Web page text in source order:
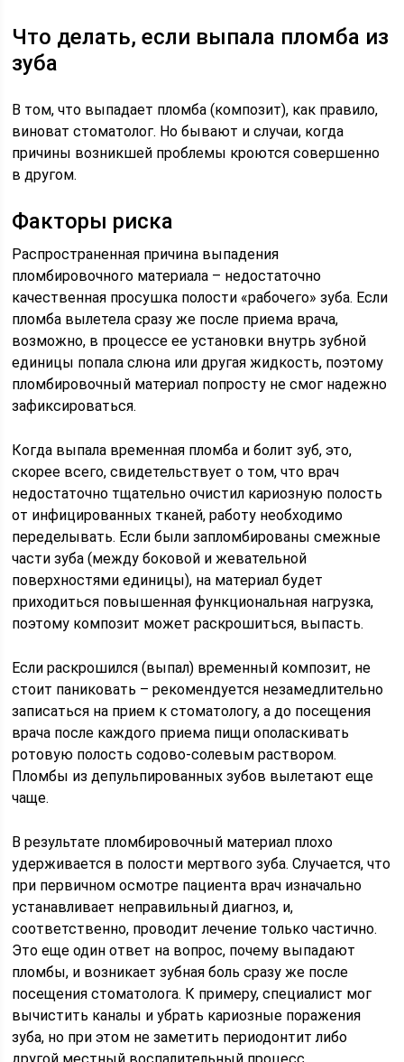
Что делать, если выпала пломба из
зуба
В том, что выпадает пломба (композит), как правило,
виноват стоматолог. Но бывают и случаи, когда
причины возникшей проблемы кроются совершенно
в другом.
Факторы риска
Распространенная причина выпадения
пломбировочного материала – недостаточно
качественная просушка полости «рабочего» зуба. Если
пломба вылетела сразу же после приема врача,
возможно, в процессе ее установки внутрь зубной
единицы попала слюна или другая жидкость, поэтому
пломбировочный материал попросту не смог надежно
зафиксироваться.
Когда выпала временная пломба и болит зуб, это,
скорее всего, свидетельствует о том, что врач
недостаточно тщательно очистил кариозную полость
от инфицированных тканей, работу необходимо
переделывать. Если были запломбированы смежные
части зуба (между боковой и жевательной
поверхностями единицы), на материал будет
приходиться повышенная функциональная нагрузка,
поэтому композит может раскрошиться, выпасть.
Если раскрошился (выпал) временный композит, не
стоит паниковать – рекомендуется незамедлительно
записаться на прием к стоматологу, а до посещения
врача после каждого приема пищи ополаскивать
ротовую полость содово-солевым раствором.
Пломбы из депульпированных зубов вылетают еще
чаще.
В результате пломбировочный материал плохо
удерживается в полости мертвого зуба. Случается, что
при первичном осмотре пациента врач изначально
устанавливает неправильный диагноз, и,
соответственно, проводит лечение только частично.
Это еще один ответ на вопрос, почему выпадают
пломбы, и возникает зубная боль сразу же после
посещения стоматолога. К примеру, специалист мог
вычистить каналы и убрать кариозные поражения
зуба, но при этом не заметить периодонтит либо